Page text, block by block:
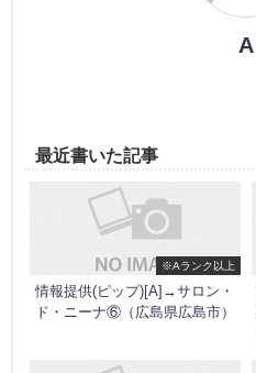
A
最近書いた記事
※Aランク以上
情報提供(ピップ)[A]→サロン・
ド・ニーナ⑥（広島県広島市）